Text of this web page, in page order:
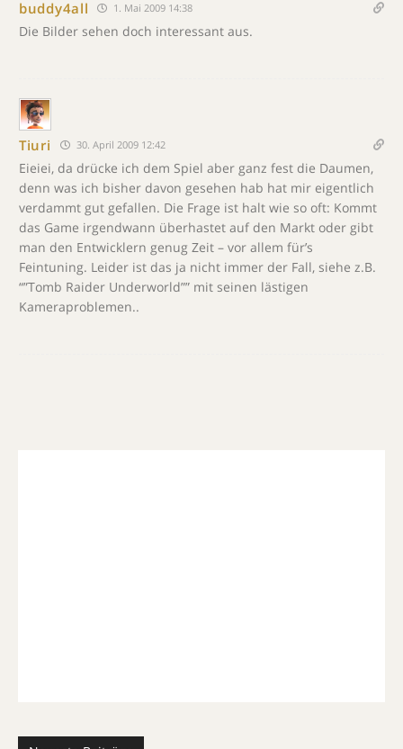
buddy4all 1. Mai 2009 14:38
Die Bilder sehen doch interessant aus.
Tiuri 30. April 2009 12:42
Eieiei, da drücke ich dem Spiel aber ganz fest die Daumen,
denn was ich bisher davon gesehen hab hat mir eigentlich
verdammt gut gefallen. Die Frage ist halt wie so oft: Kommt
das Game irgendwann überhastet auf den Markt oder gibt
man den Entwicklern genug Zeit – vor allem für’s
Feintuning. Leider ist das ja nicht immer der Fall, siehe z.B.
“”Tomb Raider Underworld”” mit seinen lästigen
Kameraproblemen..